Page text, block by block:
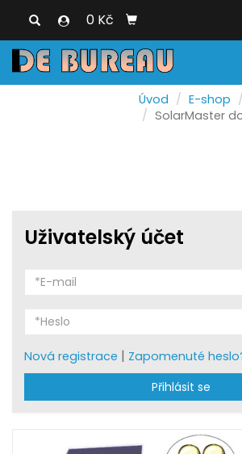
0 Kč
Úvod E-shop
SolarMaster
Uživatelský účet
Nová registrace | Zapomenuté
Přihlásit se